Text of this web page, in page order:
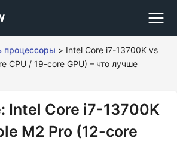
процессоры > Intel Core i7-13700K vs
CPU / 19-core GPU) – что лучше
Intel Core i7-13700K
M2 Pro (12-core